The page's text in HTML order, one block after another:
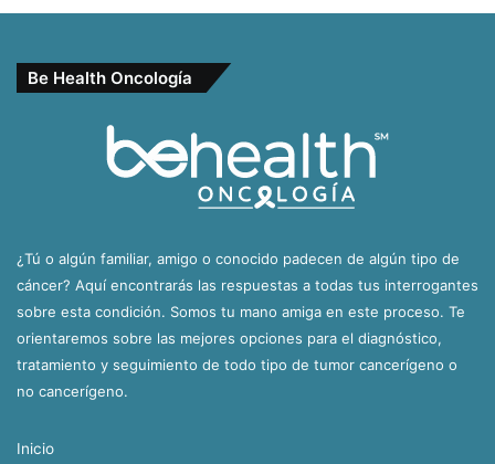
Be Health Oncología
¿Tú o algún familiar, amigo o conocido padecen de algún tipo de
cáncer? Aquí encontrarás las respuestas a todas tus interrogantes
sobre esta condición. Somos tu mano amiga en este proceso. Te
orientaremos sobre las mejores opciones para el diagnóstico,
tratamiento y seguimiento de todo tipo de tumor cancerígeno o
no cancerígeno.
Inicio